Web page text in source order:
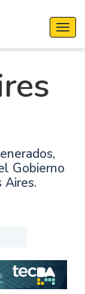
Gobierno
Aires.